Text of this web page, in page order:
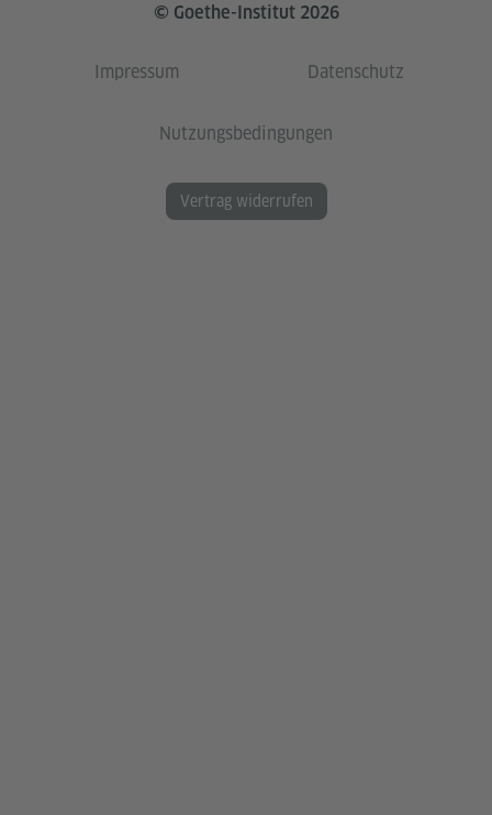
© Goethe-Institut 2026
Impressum Datenschutz
Nutzungsbedingungen
Vertrag widerrufen